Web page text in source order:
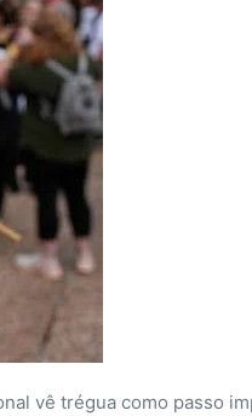
vê trégua como passo